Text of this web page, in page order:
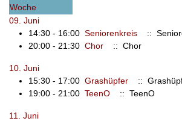
Woche
09. Juni
14:30 - 16:00 Seniorenkreis
::
20:00 - 21:30 Chor :: Chor
10. Juni
15:30 - 17:00 Grashüpfer
::
19:00 - 21:00 TeenO :: TeenO
11. Juni